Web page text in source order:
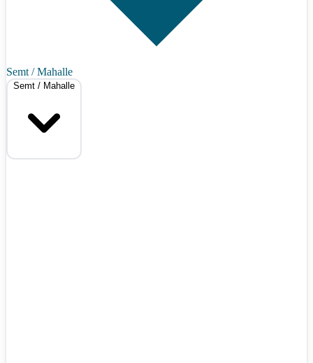
Semt / Mahalle
Semt / Mahalle